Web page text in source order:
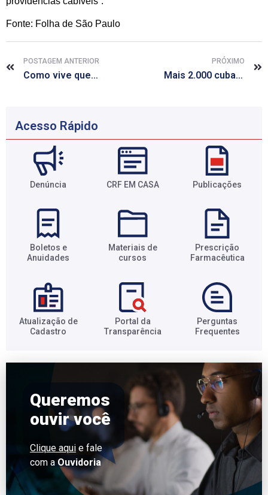
Fonte: Folha de São Paulo
POSTAGEM ANTERIOR
Como vive quem não consegue memorizar nenhum rosto
PRÓXIMO
Mais 2.000 cubanos chegam ao país esta semana para 2ª etapa do Mais Médicos
Acesso Rápido
Denúncia CRF EM CASA Publicações
Boletos e
Anuidades​
Materiais de
cursos​
Prescrição
Farmacêutica​
Atualização de
Cadastro​
Portal da
Transparência​
Perguntas
Frequentes​
Queremos
ouvir você
Clique aqui e fale
com a Ouvidoria